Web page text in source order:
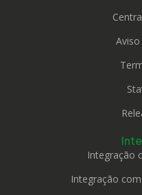
Integração
Integração